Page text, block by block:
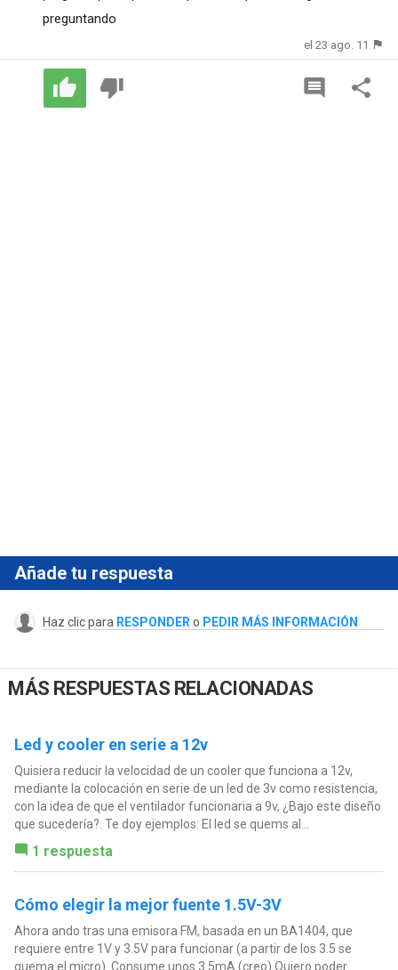
preguntando
el 23 ago. 11
Añade tu respuesta
Haz clic para RESPONDER o PEDIR MÁS INFORMACIÓN
MÁS RESPUESTAS RELACIONADAS
Led y cooler en serie a 12v
Quisiera reducir la velocidad de un cooler que funciona a 12v,
mediante la colocación en serie de un led de 3v como resistencia,
con la idea de que el ventilador funcionaria a 9v, ¿Bajo este diseño
que sucedería?. Te doy ejemplos: El led se quems al...
1 respuesta
Cómo elegir la mejor fuente 1.5V-3V
Ahora ando tras una emisora FM, basada en un BA1404, que
requiere entre 1V y 3.5V para funcionar (a partir de los 3.5 se
quema el micro). Consume unos 3.5mA (creo) Quiero poder